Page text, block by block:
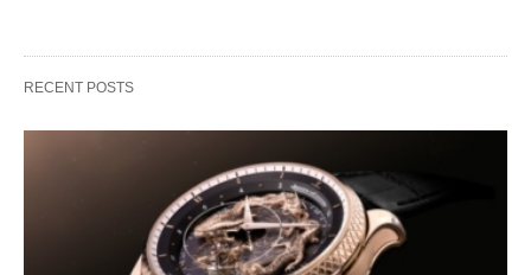
RECENT POSTS